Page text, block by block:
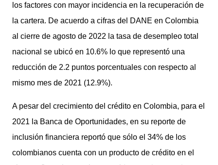
los factores con mayor incidencia en la recuperación de
la cartera. De acuerdo a cifras del DANE en Colombia
al cierre de agosto de 2022 la tasa de desempleo total
nacional se ubicó en 10.6% lo que representó una
reducción de 2.2 puntos porcentuales con respecto al
mismo mes de 2021 (12.9%).
A pesar del crecimiento del crédito en Colombia, para el
2021 la Banca de Oportunidades, en su reporte de
inclusión financiera reportó que sólo el 34% de los
colombianos cuenta con un producto de crédito en el